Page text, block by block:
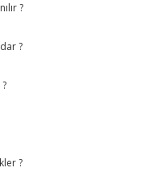
?
?
?